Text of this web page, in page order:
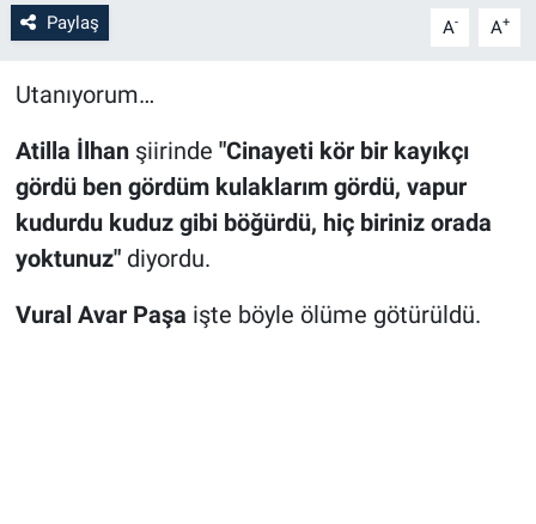
Paylaş A- A+
Utanıyorum…
Atilla İlhanşiirinde "Cinayeti kör bir kayıkçı
gördü ben gördüm kulaklarım gördü, vapur
kudurdu kuduz gibi böğürdü, hiç biriniz orada
yoktunuz" diyordu.
Vural Avar Paşa işte böyle ölüme götürüldü.